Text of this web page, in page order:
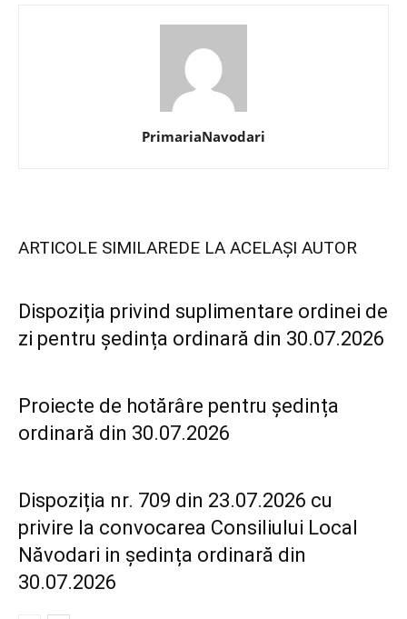
PrimariaNavodari
ARTICOLE SIMILAREDE LA ACELAȘI AUTOR
Dispoziția privind suplimentare ordinei de
zi pentru ședința ordinară din 30.07.2026
Proiecte de hotărâre pentru ședința
ordinară din 30.07.2026
Dispoziția nr. 709 din 23.07.2026 cu
privire la convocarea Consiliului Local
Năvodari in ședința ordinară din
30.07.2026